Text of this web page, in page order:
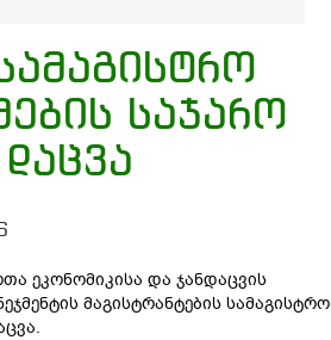
საჯარო
დაცვა
ეკონომიკისა და ჯანდაცვის
მაგისტრანტების სამაგისტრო